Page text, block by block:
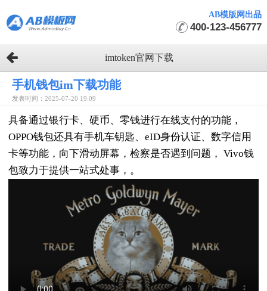
AB模版网出品
400-123-456777
imtoken官网下载
手机钱包im下载功能
发表时间：2025-07-20 19:09
具备通过银行卡、硬币、零钱进行在线支付的功能，
OPPO钱包还具有手机车钥匙、eID身份认证、数字信用
卡等功能，向下滑动屏幕，检察是否遇到问题， Vivo钱
包致力于提供一站式处事，。